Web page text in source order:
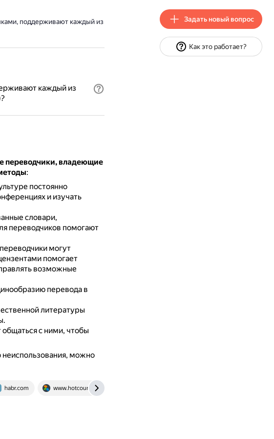
поддерживают каждый из
каждый из
переводчики, владеющие
:
постоянно
и изучать
словари,
переводчиков помогают
могут
помогает
возможные
перевода в
литературы
с ними, чтобы
неиспользования, можно
habr.com www.hotcourses.ru
Задать новый вопрос
Как это работает?